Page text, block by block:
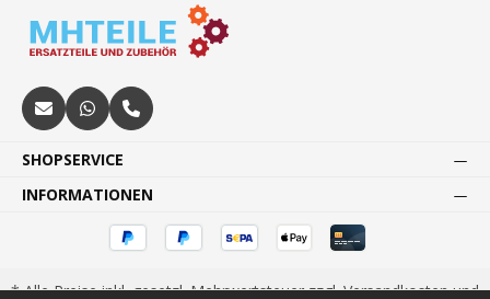
SHOPSERVICE
INFORMATIONEN
* Alle Preise inkl. gesetzl. Mehrwertsteuer zzgl.Versandkostenund